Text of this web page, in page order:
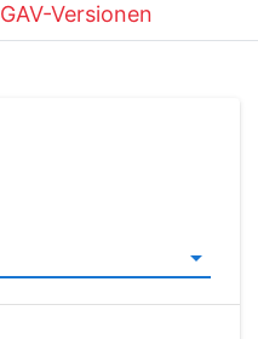
GAV-Versionen